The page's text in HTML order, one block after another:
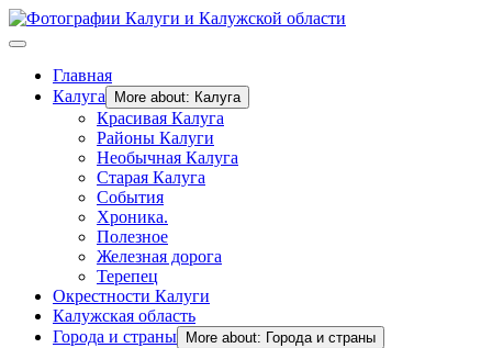
Главная
Калуга
More about: Калуга
Красивая Калуга
Районы Калуги
Необычная Калуга
Старая Калуга
События
Хроника.
Полезное
Железная дорога
Терепец
Окрестности Калуги
Калужская область
Города и страны
More about: Города и страны